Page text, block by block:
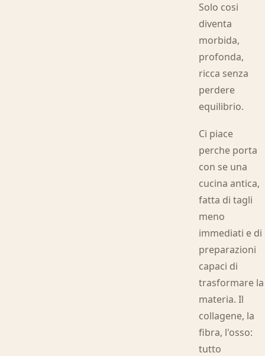
Solo cosi
diventa
morbida,
profonda,
ricca senza
perdere
equilibrio.
Ci piace
perche porta
con se una
cucina antica,
fatta di tagli
meno
immediati e di
preparazioni
capaci di
trasformare la
materia. Il
collagene, la
fibra, l'osso:
tutto